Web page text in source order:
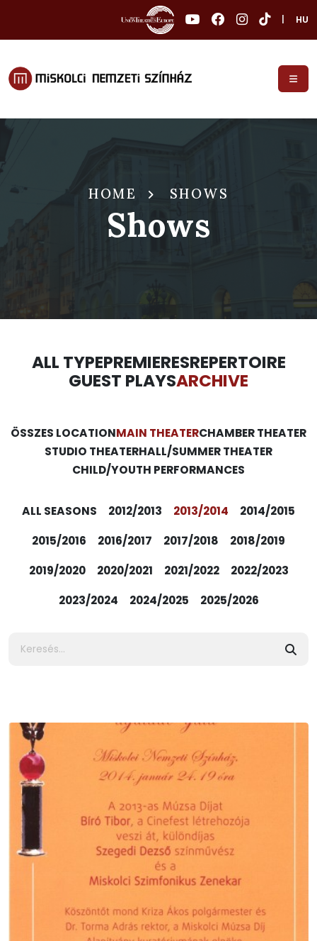
HU
HOME SHOWS
Shows
ALL TYPEPREMIERESREPERTOIRE
GUEST PLAYSARCHIVE
ÖSSZES LOCATIONMAIN THEATERCHAMBER THEATER
STUDIO THEATERHALL/SUMMER THEATER
CHILD/YOUTH PERFORMANCES
ALL SEASONS 2012/2013 2013/2014
2014/2015
2015/2016
2016/2017 2017/2018
2018/2019
2019/2020
2020/2021 2021/2022
2022/2023
2023/2024
2024/2025 2025/2026